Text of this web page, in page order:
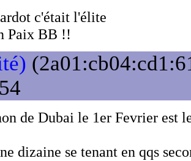
c'était l'élite
Paix BB !!
de Dubai le 1er Fevrier est
dizaine se tenant en qqs